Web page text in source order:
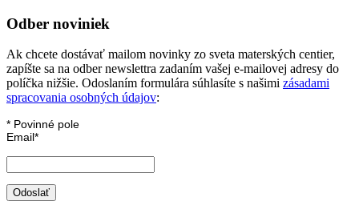
Odber noviniek
Ak chcete dostávať mailom novinky zo sveta materských centier,
zapíšte sa na odber newslettra zadaním vašej e-mailovej adresy do
políčka nižšie. Odoslaním formulára súhlasíte s našimi zásadami
spracovania osobných údajov:
* Povinné pole
Email*